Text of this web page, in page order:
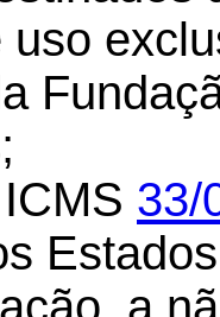
33/
a